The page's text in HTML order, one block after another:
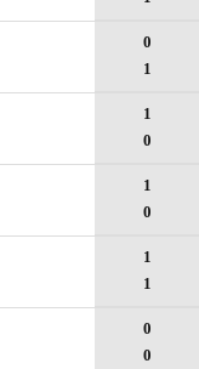
0
1
1
0
1
0
1
1
0
0